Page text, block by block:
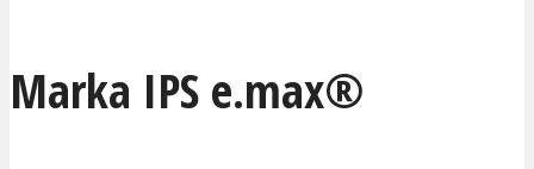
Marka IPS e.max®